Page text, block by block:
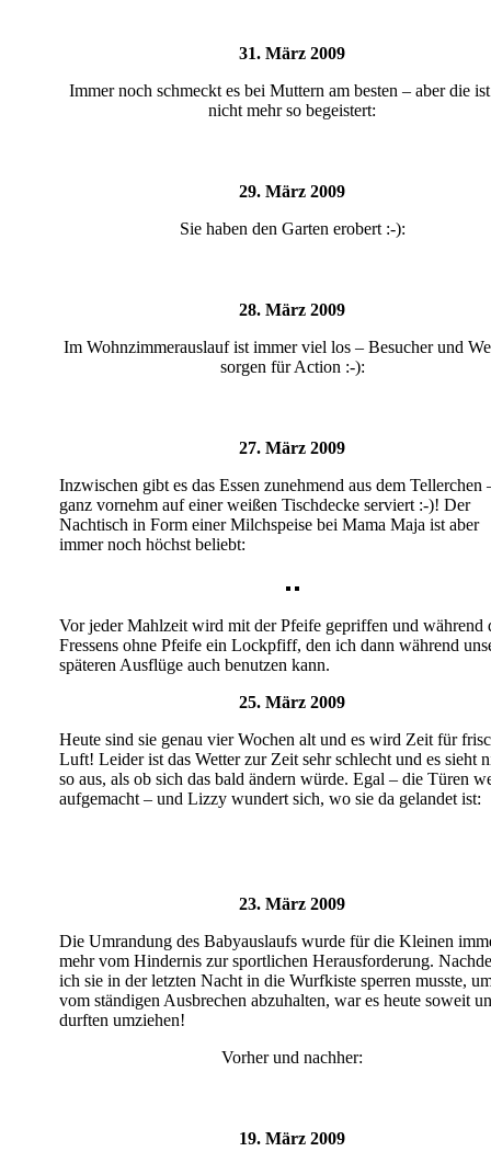
31. März 2009
Immer noch schmeckt es bei Muttern am besten – aber die
nicht mehr so begeistert:
29. März 2009
Sie haben den Garten erobert :-):
28. März 2009
Im Wohnzimmerauslauf ist immer viel los – Besucher und
sorgen für Action :-):
27. März 2009
Inzwischen gibt es das Essen zunehmend aus dem Tellerchen
ganz vornehm auf einer weißen Tischdecke serviert :-)! Der
Nachtisch in Form einer Milchspeise bei Mama Maja ist aber
immer noch höchst beliebt:
Vor jeder Mahlzeit wird mit der Pfeife gepriffen und während
Fressens ohne Pfeife ein Lockpfiff, den ich dann während
späteren Ausflüge auch benutzen kann.
25. März 2009
Heute sind sie genau vier Wochen alt und es wird Zeit für
Luft! Leider ist das Wetter zur Zeit sehr schlecht und es sieht
so aus, als ob sich das bald ändern würde. Egal – die Türen
aufgemacht – und Lizzy wundert sich, wo sie da gelandet ist:
23. März 2009
Die Umrandung des Babyauslaufs wurde für die Kleinen
mehr vom Hindernis zur sportlichen Herausforderung.
ich sie in der letzten Nacht in die Wurfkiste sperren musste,
vom ständigen Ausbrechen abzuhalten, war es heute soweit
durften umziehen!
Vorher und nachher:
19. März 2009